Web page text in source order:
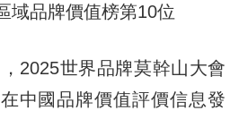
域品牌價值榜第10位
世界品牌莫幹山大會
中國品牌價值評價信息發